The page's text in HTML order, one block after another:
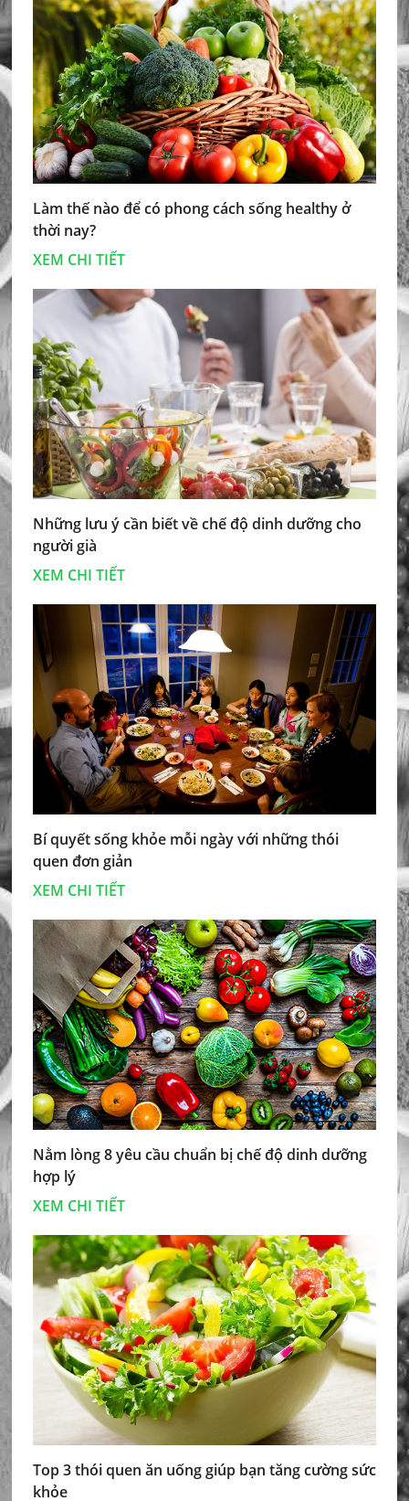
Làm thế nào để có phong cách sống healthy ở
thời nay?
XEM CHI TIẾT
Những lưu ý cần biết về chế độ dinh dưỡng cho
người già
XEM CHI TIẾT
Bí quyết sống khỏe mỗi ngày với những thói
quen đơn giản
XEM CHI TIẾT
Nằm lòng 8 yêu cầu chuẩn bị chế độ dinh dưỡng
hợp lý
XEM CHI TIẾT
Top 3 thói quen ăn uống giúp bạn tăng cường sức
khỏe